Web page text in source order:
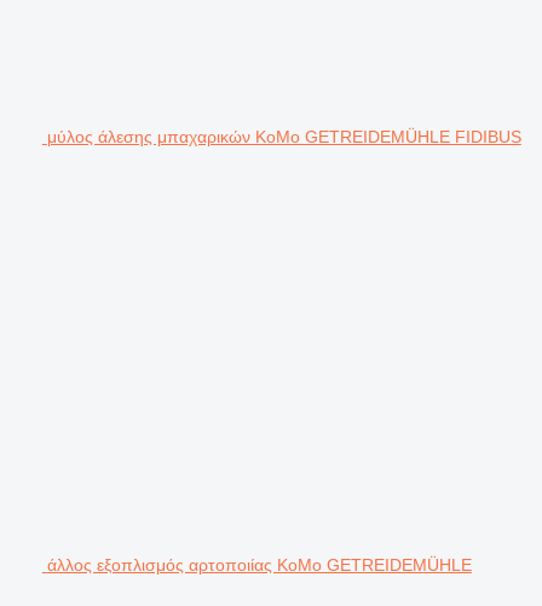
μύλος άλεσης μπαχαρικών KoMo GETREIDEMÜHLE FIDIBUS
άλλος εξοπλισμός αρτοποιίας KoMo GETREIDEMÜHLE